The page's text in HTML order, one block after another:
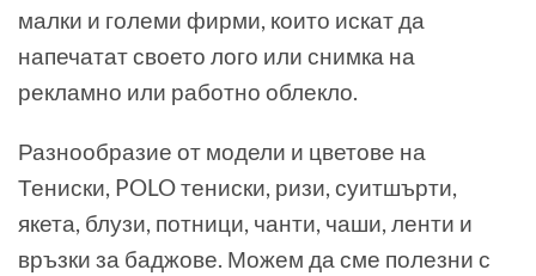
малки и големи фирми, които искат да
напечатат своето лого или снимка на
рекламно или работно облекло.
Разнообразие от модели и цветове на
Тениски, POLO тениски, ризи, суитшърти,
якета, блузи, потници, чанти, чаши, ленти и
връзки за баджове. Можем да сме полезни с